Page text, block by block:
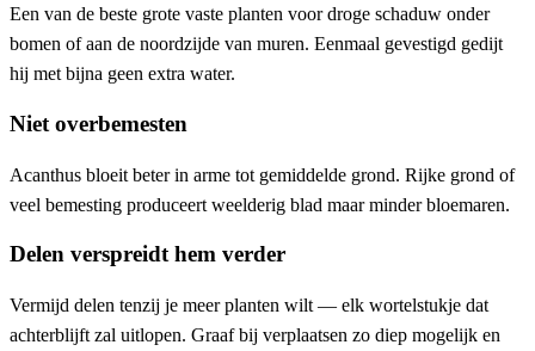
Een van de beste grote vaste planten voor droge schaduw onder
bomen of aan de noordzijde van muren. Eenmaal gevestigd gedijt
hij met bijna geen extra water.
Niet overbemesten
Acanthus bloeit beter in arme tot gemiddelde grond. Rijke grond of
veel bemesting produceert weelderig blad maar minder bloemaren.
Delen verspreidt hem verder
Vermijd delen tenzij je meer planten wilt — elk wortelstukje dat
achterblijft zal uitlopen. Graaf bij verplaatsen zo diep mogelijk en